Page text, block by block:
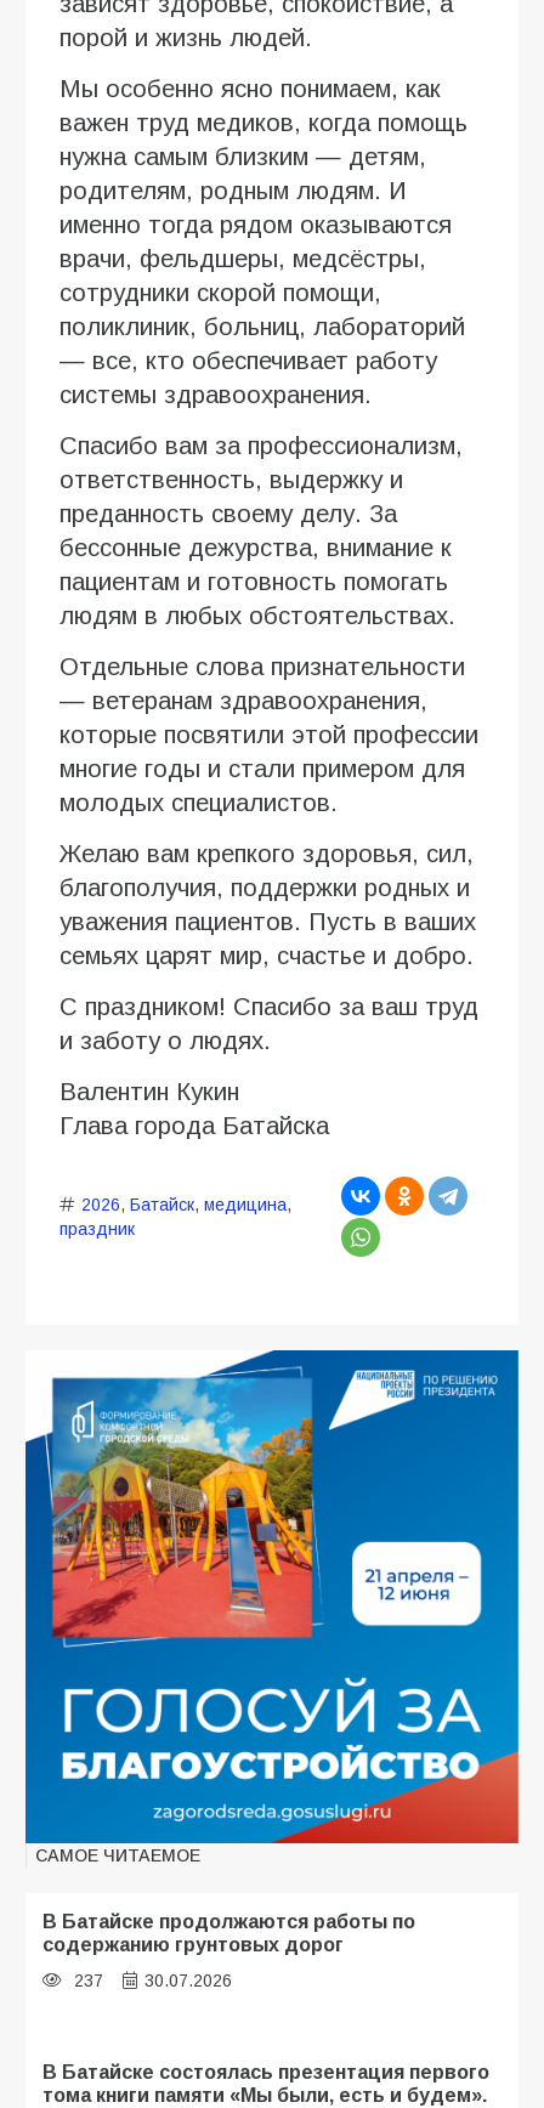
порой и жизнь людей.
Мы особенно ясно понимаем, как
важен труд медиков, когда помощь
нужна самым близким — детям,
родителям, родным людям. И
именно тогда рядом оказываются
врачи, фельдшеры, медсёстры,
сотрудники скорой помощи,
поликлиник, больниц, лабораторий
— все, кто обеспечивает работу
системы здравоохранения.
Спасибо вам за профессионализм,
ответственность, выдержку и
преданность своему делу. За
бессонные дежурства, внимание к
пациентам и готовность помогать
людям в любых обстоятельствах.
Отдельные слова признательности
— ветеранам здравоохранения,
которые посвятили этой профессии
многие годы и стали примером для
молодых специалистов.
Желаю вам крепкого здоровья, сил,
благополучия, поддержки родных и
уважения пациентов. Пусть в ваших
семьях царят мир, счастье и добро.
С праздником! Спасибо за ваш труд
и заботу о людях.
Валентин Кукин
Глава города Батайска
2026, Батайск, медицина,
праздник
САМОЕ ЧИТАЕМОЕ
В Батайске продолжаются работы по
содержанию грунтовых дорог
237 30.07.2026
В Батайске состоялась презентация первого
тома книги памяти «Мы были, есть и будем».